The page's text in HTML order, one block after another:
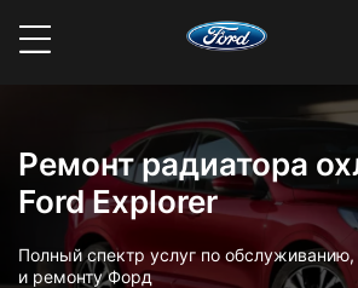
Ремонт радиатора
Ford Explorer
Полный спектр услуг по обслуживанию,
и ремонту Форд